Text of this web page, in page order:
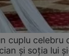
cuplu celebru
și soția lui